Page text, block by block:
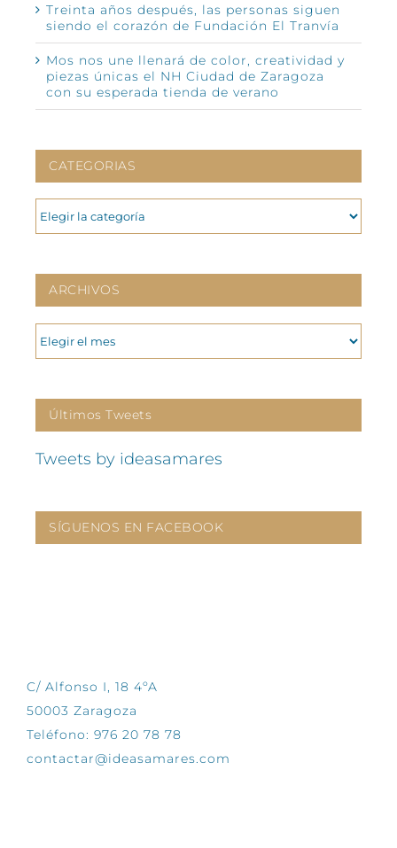
Treinta años después, las personas siguen
siendo el corazón de Fundación El Tranvía
Mos nos une llenará de color, creatividad y
piezas únicas el NH Ciudad de Zaragoza
con su esperada tienda de verano
CATEGORIAS
CATEGORIAS
ARCHIVOS
ARCHIVOS
Últimos Tweets
Tweets by ideasamares
SÍGUENOS EN FACEBOOK
C/ Alfonso I, 18 4ºA
50003 Zaragoza
Teléfono: 976 20 78 78
contactar@ideasamares.com